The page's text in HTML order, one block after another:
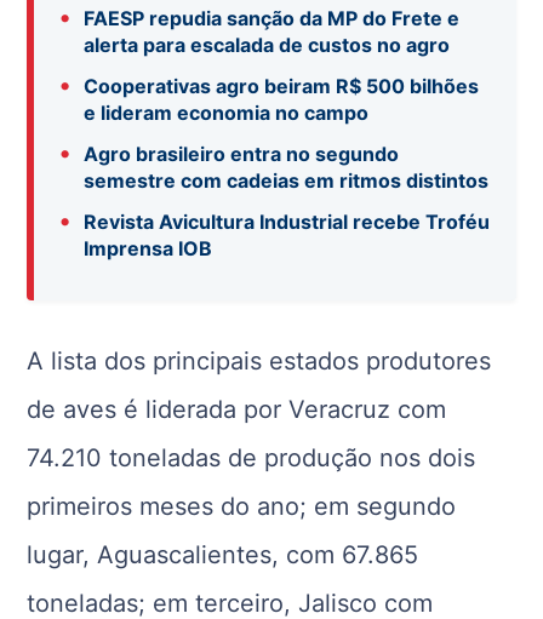
•
FAESP repudia sanção da MP do Frete e
alerta para escalada de custos no agro
•
Cooperativas agro beiram R$ 500 bilhões
e lideram economia no campo
•
Agro brasileiro entra no segundo
semestre com cadeias em ritmos distintos
•
Revista Avicultura Industrial recebe Troféu
Imprensa IOB
A lista dos principais estados produtores
de aves é liderada por Veracruz com
74.210 toneladas de produção nos dois
primeiros meses do ano; em segundo
lugar, Aguascalientes, com 67.865
toneladas; em terceiro, Jalisco com